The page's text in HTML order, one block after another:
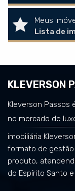
Meus
Lista de
KLEVERSON
Kleverson Passos
no mercado de
imobiliária
formato de gestão
produto,
do Espírito Santo e